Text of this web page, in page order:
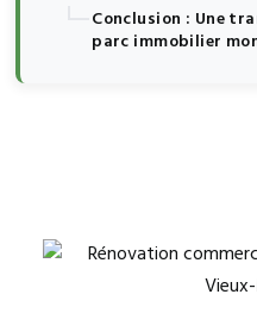
Conclusion : Une
parc immobilier